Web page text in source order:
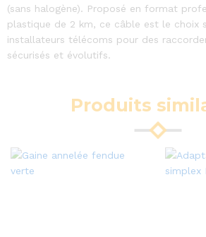
(sans halogène). Proposé en format
plastique de 2 km, ce câble est le choix
installateurs télécoms pour des
sécurisés et évolutifs.
Produits